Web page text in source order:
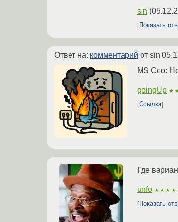
sin (
Показать
Ответ на: комментарий от sin
MS Ceo:
goingUp
Ссылка
Где
unfo
Показать